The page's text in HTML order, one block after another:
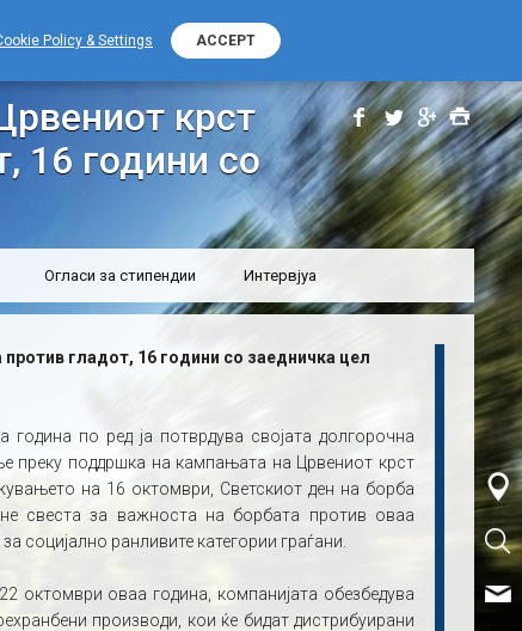
Контакт телефон +389 (0) 2 2532 000
во борба против гладот, 16 години со заедничка цел
крст
16 години со
Огласи за стипендии Интервјуа
гладот, 16 години со заедничка цел
по ред ја потврдува својата долгорочна
преку поддршка на кампањата на Црвениот крст
на 16 октомври, Светскиот ден на борба
свеста за важноста на борбата против оваа
социјално ранливите категории граѓани.
октомври оваа година, компанијата обезбедува
производи, кои ќе бидат дистрибуирани
Policy & Settings ACCEPT